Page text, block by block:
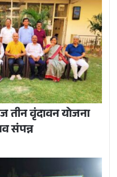
वृंदावन योजना
संपन्न